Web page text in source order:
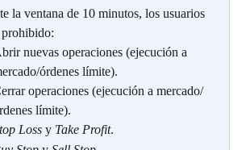
la ventana de 10 minutos, los usuarios
nuevas operaciones (ejecución a
órdenes límite).
operaciones (ejecución a mercado/
límite).
Loss y Take Profit.